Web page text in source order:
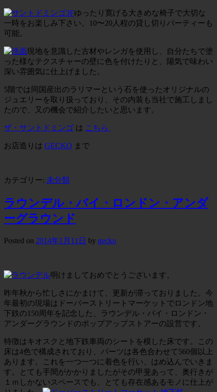
ゆったり寛げる大きめな椅子で大切な
一時をお楽しみ下さい。10〜20人程の貸し切りパーティーも
可能。
現地を意識した古材やレンガを使用し、自分たちで塗
った様なテクスチャーの壁に色を付けたりと、陽気で味わい
深い雰囲気に仕上げました。
5階では同国産出のラリマーという石を使ったオリジナルの
ジュエリーを取り扱っており、その内装も当社で施工しまし
たので、又の機会で紹介したいと思います。
ザ・サントドミンゴ は こちら
お店造りは GECKO まで
カテゴリー: 未分類
ラウンデル・バイ・ロンドン・アンダ
ーグラウンド
Posted on 2014年1月11日 by gecko
明けましておめでとうございます。
昨年秋から忙しさにかまけて、更新が滞っておりました。今
年最初の現場はドーバーストリートマーケットでロンドン地
下鉄の150周年を記念した、ラウンデル・バイ・ロンドン・
アンダーグラウンドのポップアップストアーの設営です。
特徴はキオスクと地下鉄車両のシートを模した床です。この
床は4色で構成されており、パーツは各色合わせて560個以上
あります。これを一つ一つに着色を行い、はめ込んでいきま
す。とても手間がかかりましたがその甲斐あって、奥行きが
１ｍしかないスペースでも、とても存在感あるモノに仕上が